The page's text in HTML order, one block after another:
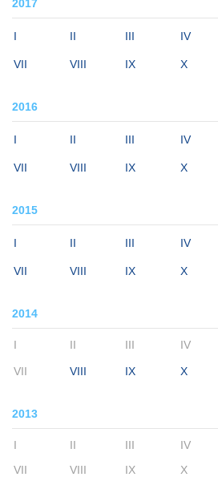
2017
I II III IV
VII VIII IX X
2016
I II III IV
VII VIII IX X
2015
I II III IV
VII VIII IX X
2014
I II III IV
VII VIII IX X
2013
I II III IV
VII
VIII IX X